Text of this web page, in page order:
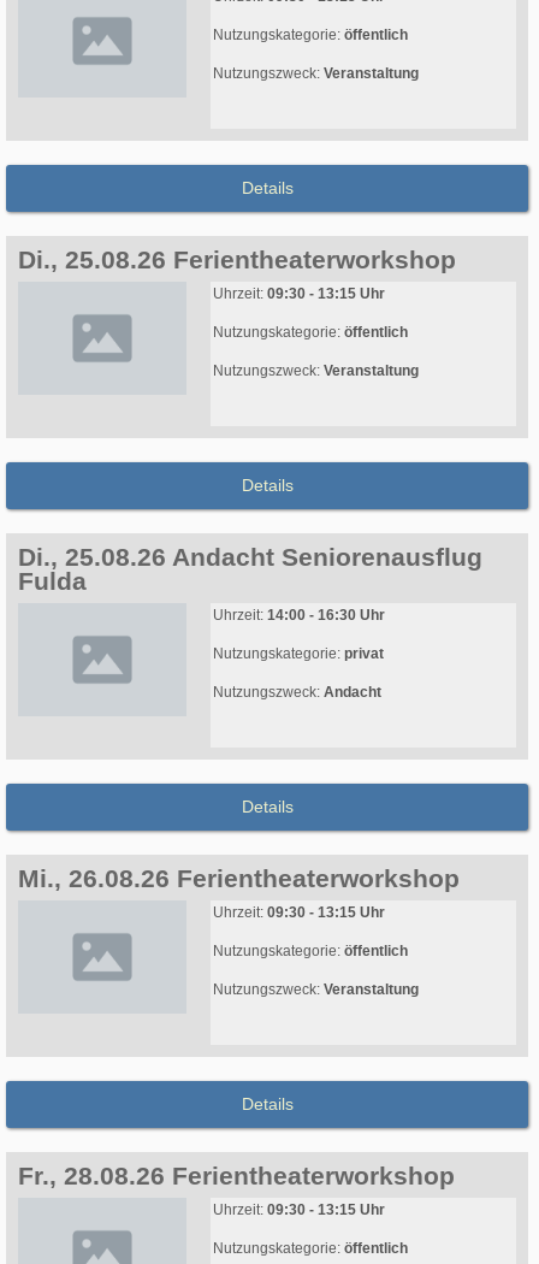
Nutzungskategorie: öffentlich
Nutzungszweck: Veranstaltung
Details
Di., 25.08.26 Ferientheaterworkshop
Uhrzeit: 09:30 - 13:15 Uhr
Nutzungskategorie: öffentlich
Nutzungszweck: Veranstaltung
Details
Di., 25.08.26 Andacht Seniorenausflug
Fulda
Uhrzeit: 14:00 - 16:30 Uhr
Nutzungskategorie: privat
Nutzungszweck: Andacht
Details
Mi., 26.08.26 Ferientheaterworkshop
Uhrzeit: 09:30 - 13:15 Uhr
Nutzungskategorie: öffentlich
Nutzungszweck: Veranstaltung
Details
Fr., 28.08.26 Ferientheaterworkshop
Uhrzeit: 09:30 - 13:15 Uhr
Nutzungskategorie: öffentlich